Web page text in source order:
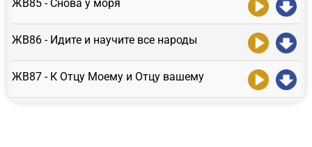
ЖВ85 - Снова у моря
ЖВ86 - Идите и научите все народы
ЖВ87 - К Отцу Моему и Отцу вашему